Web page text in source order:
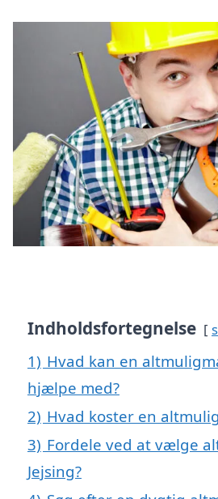
Indholdsfortegnelse
1) Hvad kan en
hjælpe med?
2) Hvad koster en
3) Fordele ved at vælge
Jejsing?